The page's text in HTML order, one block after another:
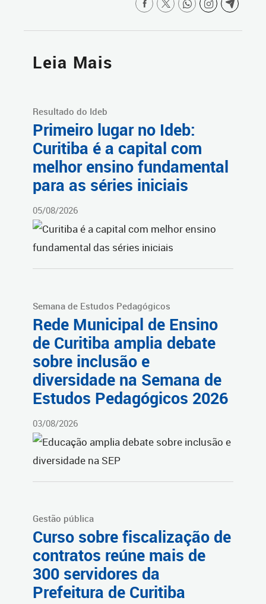
Leia Mais
Resultado do Ideb
Primeiro lugar no Ideb:
Curitiba é a capital com
melhor ensino fundamental
para as séries iniciais
05/08/2026
Semana de Estudos Pedagógicos
Rede Municipal de Ensino
de Curitiba amplia debate
sobre inclusão e
diversidade na Semana de
Estudos Pedagógicos 2026
03/08/2026
Gestão pública
Curso sobre fiscalização de
contratos reúne mais de
300 servidores da
Prefeitura de Curitiba